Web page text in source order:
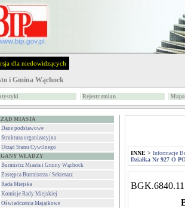
dla niedowidzących
i Gmina Wąchock
Rejestr zmian
MIASTA
Dane podstawowe
Struktura organizacyjna
Urząd Stanu Cywilnego
WŁADZY
Burmistrz Miasta i Gminy Wąchock
Zastępca Burmistrza / Sekretarz
Rada Miejska
Komisje Rady Miejskiej
Oświadczenia Majątkowe
INNE > Informacje
Działka Nr 927 O